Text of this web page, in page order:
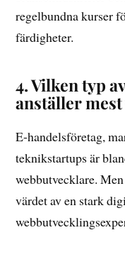
regelbundna kurser
färdigheter.
4. Vilken typ
anställer
E-handelsföretag,
teknikstartups är
webbutvecklare.
värdet av en stark